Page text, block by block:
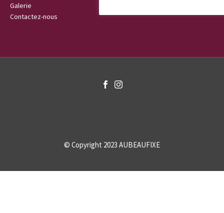
Galerie
Contactez-nous
© Copyright 2023 AUBEAUFIXE